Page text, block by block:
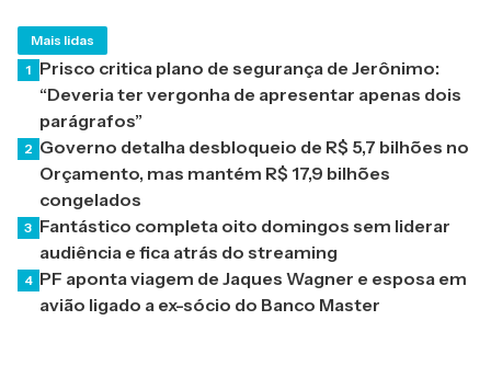
Mais lidas
1 Prisco critica plano de segurança de Jerônimo:
“Deveria ter vergonha de apresentar apenas dois
parágrafos”
2 Governo detalha desbloqueio de R$ 5,7 bilhões no
Orçamento, mas mantém R$ 17,9 bilhões
congelados
3 Fantástico completa oito domingos sem liderar
audiência e fica atrás do streaming
4 PF aponta viagem de Jaques Wagner e esposa em
avião ligado a ex-sócio do Banco Master